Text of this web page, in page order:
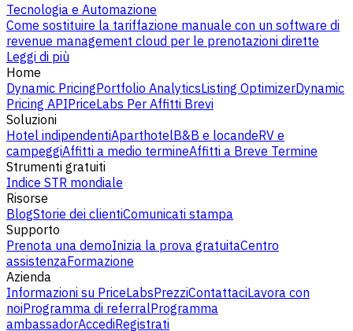
Tecnologia e Automazione
Come sostituire la tariffazione manuale con un software di
revenue management cloud per le prenotazioni dirette
Leggi di più
Home
Dynamic PricingPortfolio AnalyticsListing OptimizerDynamic
Pricing APIPriceLabs Per Affitti Brevi
Soluzioni
Hotel indipendentiAparthotelB&B e locandeRV e
campeggiAffitti a medio termineAffitti a Breve Termine
Strumenti gratuiti
Indice STR mondiale
Risorse
BlogStorie dei clientiComunicati stampa
Supporto
Prenota una demoInizia la prova gratuitaCentro
assistenzaFormazione
Azienda
Informazioni su PriceLabsPrezziContattaciLavora con
noiProgramma di referralProgramma
ambassadorAccediRegistrati